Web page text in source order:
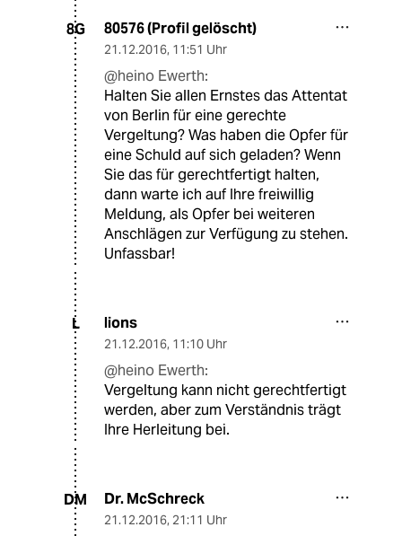
8G 80576 (Profil gelöscht)
21.12.2016, 11:51 Uhr
@heino Ewerth:
Halten Sie allen Ernstes das Attentat
von Berlin für eine gerechte
Vergeltung? Was haben die Opfer für
eine Schuld auf sich geladen? Wenn
Sie das für gerechtfertigt halten,
dann warte ich auf Ihre freiwillig
Meldung, als Opfer bei weiteren
Anschlägen zur Verfügung zu stehen.
Unfassbar!
L lions
21.12.2016, 11:10 Uhr
@heino Ewerth:
Vergeltung kann nicht gerechtfertigt
werden, aber zum Verständnis trägt
Ihre Herleitung bei.
DM Dr. McSchreck
21.12.2016, 21:11 Uhr